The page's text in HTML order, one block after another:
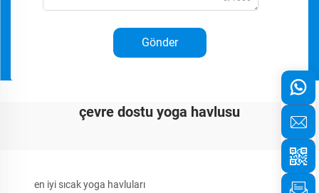
Gönder
çevre dostu yoga havlusu
en iyi sıcak yoga havluları